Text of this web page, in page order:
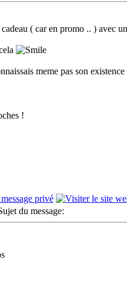
( car en promo .. ) avec
meme pas son existence
!
du message: